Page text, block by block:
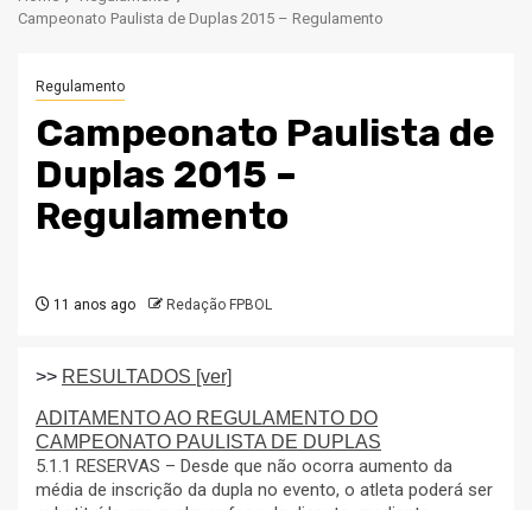
Campeonato Paulista de Duplas 2015 – Regulamento
Regulamento
Campeonato Paulista de
Duplas 2015 –
Regulamento
11 anos ago Redação FPBOL
>> RESULTADOS [ver]
ADITAMENTO AO REGULAMENTO DO
CAMPEONATO PAULISTA DE DUPLAS
5.1.1 RESERVAS – Desde que não ocorra aumento da
média de inscrição da dupla no evento, o atleta poderá ser